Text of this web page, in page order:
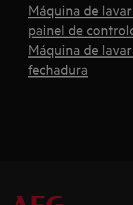
Máquina de
painel de
Máquina de
fechadura